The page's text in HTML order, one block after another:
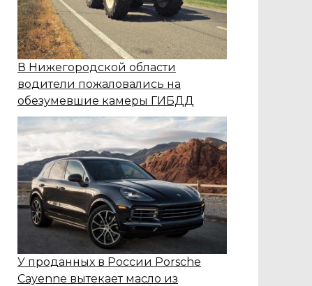
В Нижегородской области
водители пожаловались на
обезумевшие камеры ГИБДД
У проданных в России Porsche
Cayenne вытекает масло из